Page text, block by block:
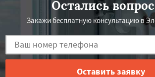
Остались
Закажи бесплатную консультацию в